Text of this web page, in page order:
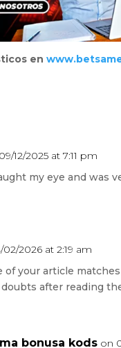
en
12/2025 at 7:11 pm
my eye and was
2026 at 2:19 am
of your article
after reading
bonusa kods on